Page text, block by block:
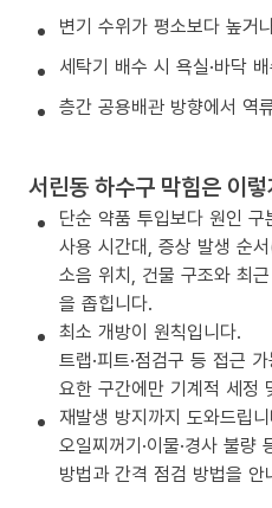
변기 수위가 평소보다 높거
세탁기 배수 시 욕실·바닥
층간 공용배관 방향에서 역
서린동 하수구 막힘은 이
단순 약품 투입보다 원인 구
사용 시간대, 증상 발생 순
소음 위치, 건물 구조와 최
을 좁힙니다.
최소 개방이 원칙입니다.
트랩·피트·점검구 등 접근
요한 구간에만 기계적 세정
재발생 방지까지 도와드립
오일찌꺼기·이물·경사 불량
방법과 간격 점검 방법을 안